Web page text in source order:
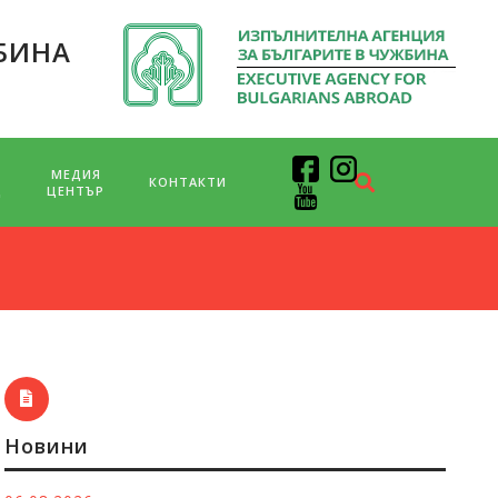
МЕДИЯ
ЦЕНТЪР
КОНТАКТИ
Новини